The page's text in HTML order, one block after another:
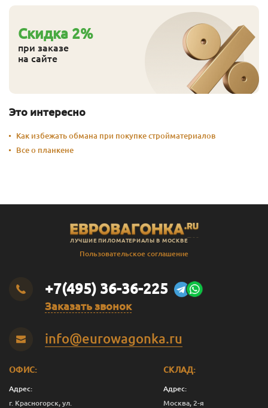
Cкидка 2%
при заказе
на сайте
Это интересно
Как избежать обмана при покупке стройматериалов
Все о планкене
ЛУЧШИЕ ПИЛОМАТЕРИАЛЫ В МОСКВЕ
Пользовательское соглашение
+7(495) 36-36-225
Заказать звонок
info@eurowagonka.ru
ОФИС:
Адрес:
г. Красногорск, ул.
СКЛАД:
Адрес:
Москва, 2-я